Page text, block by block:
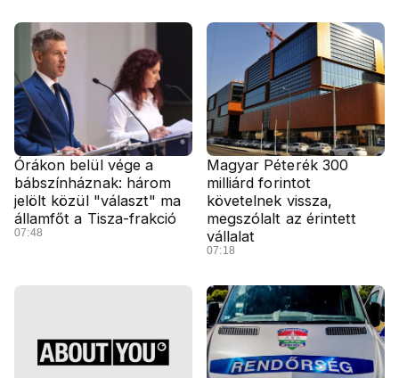
Órákon belül vége a
bábszínháznak: három
jelölt közül "választ" ma
államfőt a Tisza-frakció
07:48
Magyar Péterék 300
milliárd forintot
követelnek vissza,
megszólalt az érintett
vállalat
07:18